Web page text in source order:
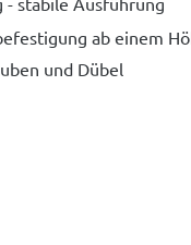
ab einem
und Dübel